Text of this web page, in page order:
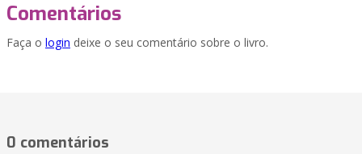
Comentários
Faça o login deixe o seu comentário sobre o livro.
0 comentários